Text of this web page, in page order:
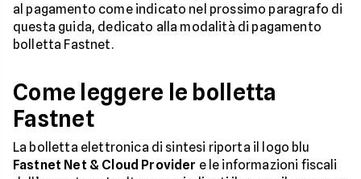
al pagamento come indicato nel prossimo paragrafo di
questa guida, dedicato alla modalità di pagamento
bolletta Fastnet.
Come leggere le bolletta
Fastnet
La bolletta elettronica di sintesi riporta il logo blu
Fastnet Net & Cloud Provider e le informazioni fiscali